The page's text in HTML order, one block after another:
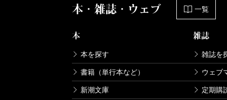
本・雑誌・ウェブ 一覧
本
本を探す
書籍（単行本など）
新潮文庫
雑誌
雑誌を
ウェブ
定期購